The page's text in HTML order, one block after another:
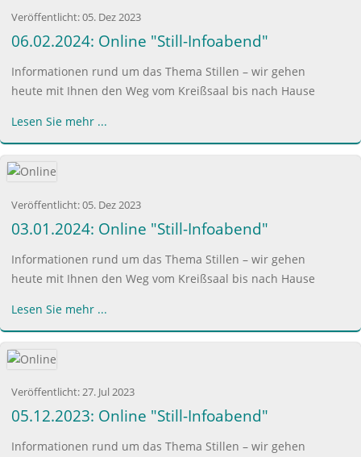
Veröffentlicht:05. Dez 2023
06.02.2024: Online "Still-Infoabend"
Informationen rund um das Thema Stillen – wir gehen
heute mit Ihnen den Weg vom Kreißsaal bis nach Hause
Lesen Sie mehr ...
Veröffentlicht:05. Dez 2023
03.01.2024: Online "Still-Infoabend"
Informationen rund um das Thema Stillen – wir gehen
heute mit Ihnen den Weg vom Kreißsaal bis nach Hause
Lesen Sie mehr ...
Veröffentlicht:27. Jul 2023
05.12.2023: Online "Still-Infoabend"
Informationen rund um das Thema Stillen – wir gehen